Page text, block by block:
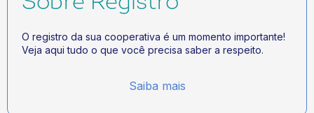
O registro da sua cooperativa é um momento importante!
Veja aqui tudo o que você precisa saber a respeito.
Saiba mais